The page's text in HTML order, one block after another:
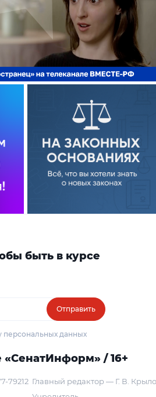
быть в курсе
Отправить
персональных данных
«СенатИнформ» / 16+
79212 Главный редактор — Г. В.